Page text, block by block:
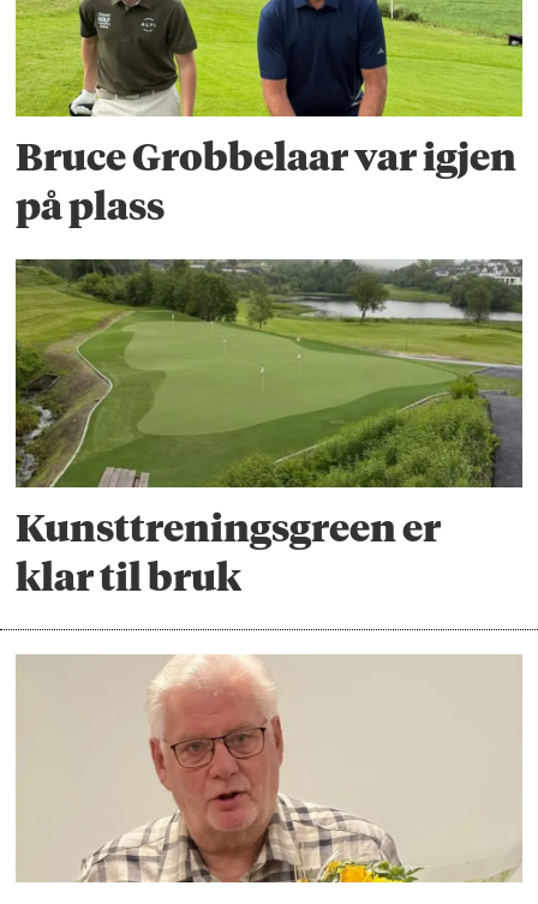
Bruce Grobbelaar var igjen
på plass
Kunsttreningsgreen er
klar til bruk